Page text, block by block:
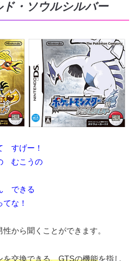
・ソウルシルバー
すげー！
むこうの
できる
な！
から聞くことができます。
を交換できる、GTSの機能を指し